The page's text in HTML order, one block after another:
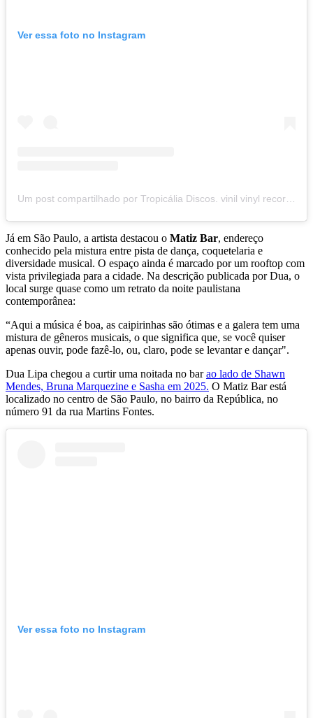
Ver essa foto no Instagram
Já em São Paulo, a artista destacou o Matiz Bar, endereço
conhecido pela mistura entre pista de dança, coquetelaria e
diversidade musical. O espaço ainda é marcado por um rooftop com
vista privilegiada para a cidade. Na descrição publicada por Dua, o
local surge quase como um retrato da noite paulistana
contemporânea:
“Aqui a música é boa, as caipirinhas são ótimas e a galera tem uma
mistura de gêneros musicais, o que significa que, se você quiser
apenas ouvir, pode fazê-lo, ou, claro, pode se levantar e dançar".
Dua Lipa chegou a curtir uma noitada no barao lado de Shawn
Mendes, Bruna Marquezine e Sasha em 2025. O Matiz Bar está
localizado no centro de São Paulo, no bairro da República, no
número 91 da rua Martins Fontes.
Ver essa foto no Instagram